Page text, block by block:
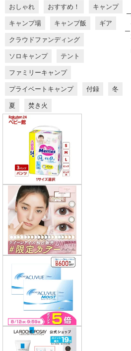
おしゃれ おすすめ！ キャンプ
キャンプ場 キャンプ飯 ギア
クラウドファンディング
ソロキャンプ テント
ファミリーキャンプ
プライベートキャンプ 付録 冬
夏 焚き火